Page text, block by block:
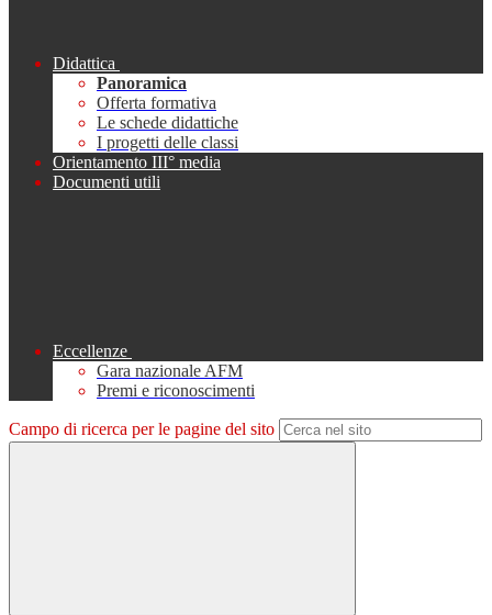
Didattica
Panoramica
Offerta formativa
Le schede didattiche
I progetti delle classi
Orientamento III° media
Documenti utili
Eccellenze
Gara nazionale AFM
Premi e riconoscimenti
Campo di ricerca per le pagine del sito